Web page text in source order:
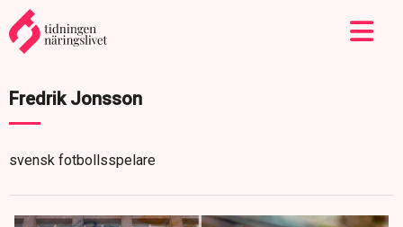
Fredrik Jonsson
svensk fotbollsspelare